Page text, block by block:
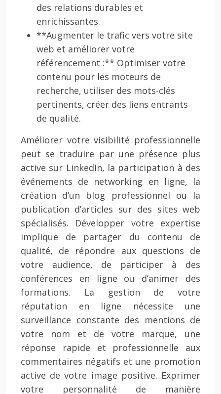
des relations durables et
enrichissantes.
**Augmenter le trafic vers votre site
web et améliorer votre
référencement :** Optimiser votre
contenu pour les moteurs de
recherche, utiliser des mots-clés
pertinents, créer des liens entrants
de qualité.
Améliorer votre visibilité professionnelle
peut se traduire par une présence plus
active sur LinkedIn, la participation à des
événements de networking en ligne, la
création d’un blog professionnel ou la
publication d’articles sur des sites web
spécialisés. Développer votre expertise
implique de partager du contenu de
qualité, de répondre aux questions de
votre audience, de participer à des
conférences en ligne ou d’animer des
formations. La gestion de votre
réputation en ligne nécessite une
surveillance constante des mentions de
votre nom et de votre marque, une
réponse rapide et professionnelle aux
commentaires négatifs et une promotion
active de votre image positive. Exprimer
votre personnalité de manière